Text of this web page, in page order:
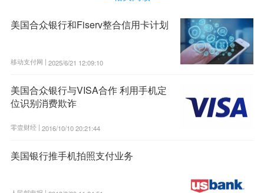
美国合众银行和Fiserv整合信用卡计划
移动支付网 | 2025/6/21 12:09:10
美国合众银行与VISA合作 利用手机定
位识别消费欺诈
零壹财经 | 2016/10/10 20:21:44
美国银行推手机拍照支付业务